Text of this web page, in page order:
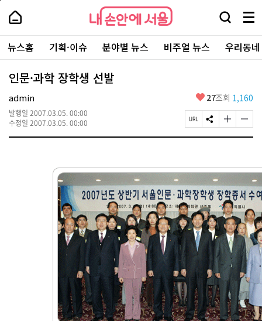
본
로
가
내
손
안
에
서
울
-
서
울
시
대
표
소
내
손
에
울
검
창
열
기
메
뉴
전
체
보
주
요
서
뉴스홈 기획·이슈 분야별 뉴스 비주얼 뉴스 우리동
인문·과학 장학생 선발
admin
발행일 2007.03.05. 00:00
수정일 2007.03.05. 00:00
좋
요
27조회 1,160
페
이
L
복
사
S
N
하
기
글
자
게
변
경
하
기
글
자
게
변
경
하
기
페
상
단
로